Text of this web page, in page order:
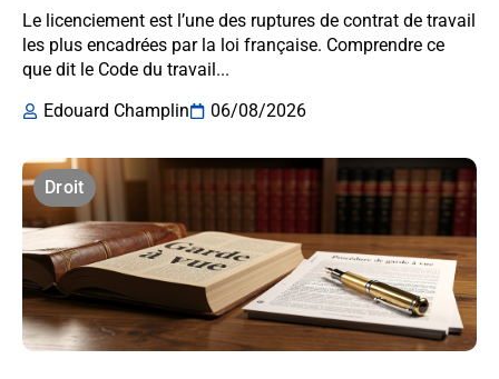
Le licenciement est l’une des ruptures de contrat de travail
les plus encadrées par la loi française. Comprendre ce
que dit le Code du travail...
Edouard Champlin
06/08/2026
Droit